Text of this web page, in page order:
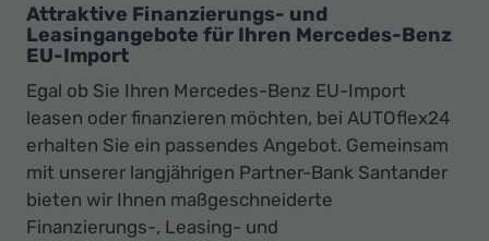
Attraktive Finanzierungs- und
Leasingangebote für Ihren Mercedes-Benz
EU-Import
Egal ob Sie Ihren Mercedes-Benz EU-Import
leasen oder finanzieren möchten, bei AUTOflex24
erhalten Sie ein passendes Angebot. Gemeinsam
mit unserer langjährigen Partner-Bank Santander
bieten wir Ihnen maßgeschneiderte
Finanzierungs-, Leasing- und